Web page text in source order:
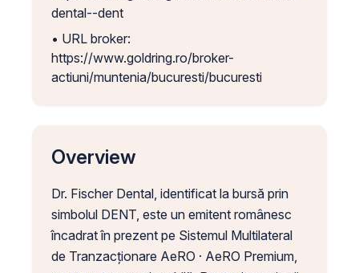
dental--dent
• URL broker:
https://www.goldring.ro/broker-
actiuni/muntenia/bucuresti/bucuresti
Overview
Dr. Fischer Dental, identificat la bursă prin
simbolul DENT, este un emitent românesc
încadrat în prezent pe Sistemul Multilateral
de Tranzacționare AeRO · AeRO Premium,